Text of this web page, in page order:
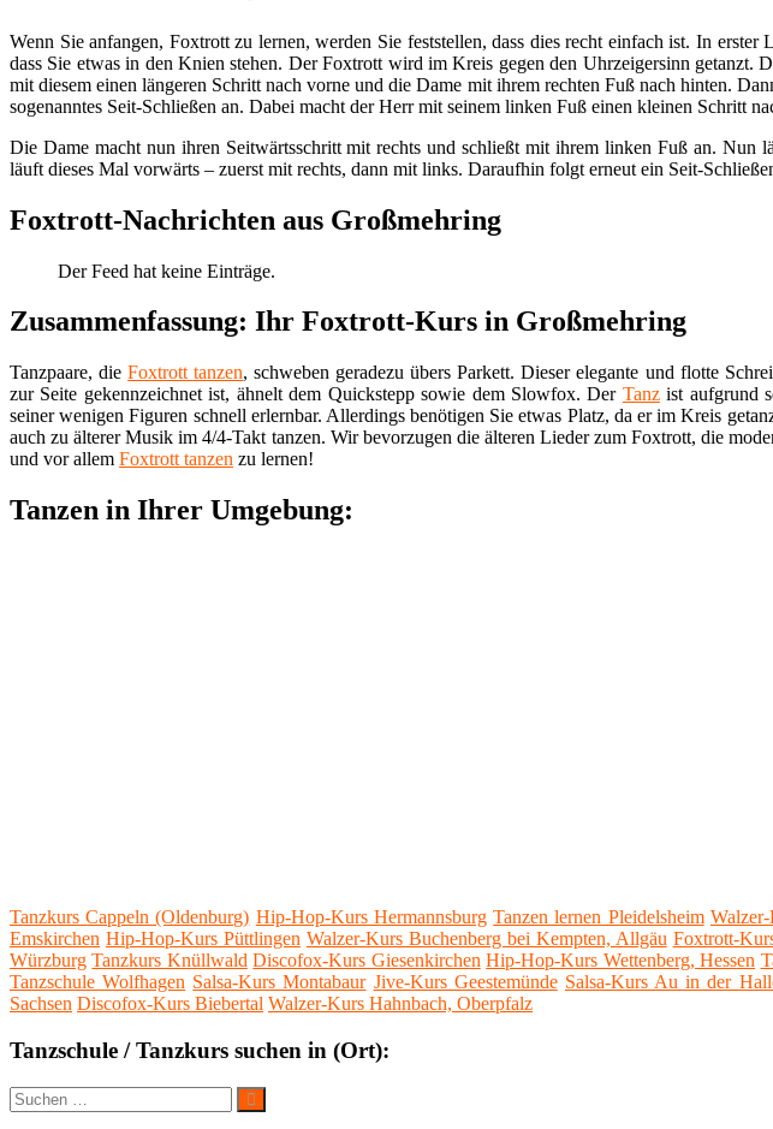
Wenn Sie anfangen, Foxtrott zu lernen, werden Sie feststellen, dass dies recht einfach ist. In
dass Sie etwas in den Knien stehen. Der Foxtrott wird im Kreis gegen den Uhrzeigersinn
mit diesem einen längeren Schritt nach vorne und die Dame mit ihrem rechten Fuß nach hinten.
sogenanntes Seit-Schließen an. Dabei macht der Herr mit seinem linken Fuß einen kleinen Schritt
Die Dame macht nun ihren Seitwärtsschritt mit rechts und schließt mit ihrem linken Fuß an.
läuft dieses Mal vorwärts – zuerst mit rechts, dann mit links. Daraufhin folgt erneut ein Seit-
Foxtrott-Nachrichten aus Großmehring
Der Feed hat keine Einträge.
Zusammenfassung: Ihr Foxtrott-Kurs in Großmehring
Tanzpaare, dieFoxtrott tanzen, schweben geradezu übers Parkett. Dieser elegante und flotte
zur Seite gekennzeichnet ist, ähnelt dem Quickstepp sowie dem Slowfox. Der Tanzist aufgrund
seiner wenigen Figuren schnell erlernbar. Allerdings benötigen Sie etwas Platz, da er im Kreis
auch zu älterer Musik im 4/4-Takt tanzen. Wir bevorzugen die älteren Lieder zum Foxtrott, die
und vor allem Foxtrott tanzen zu lernen!
Tanzen in Ihrer Umgebung:
Tanzkurs Cappeln (Oldenburg) Hip-Hop-Kurs Hermannsburg Tanzen lernen Pleidelsheim
Emskirchen Hip-Hop-Kurs Püttlingen Walzer-Kurs Buchenberg bei Kempten, Allgäu Foxtrott-
Würzburg Tanzkurs Knüllwald Discofox-Kurs Giesenkirchen Hip-Hop-Kurs Wettenberg, Hessen
Tanzschule Wolfhagen Salsa-Kurs Montabaur Jive-Kurs Geestemünde Salsa-Kurs Au in der
Sachsen Discofox-Kurs Biebertal Walzer-Kurs Hahnbach, Oberpfalz
Tanzschule / Tanzkurs suchen in (Ort):
Suche
nach:
Suchen